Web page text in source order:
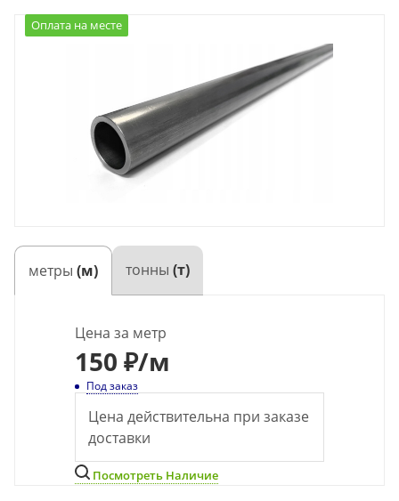
Оплата на месте
метры (м) тонны (т)
Цена за метр
150 ₽/м
Под заказ
Цена действительна при заказе
доставки
Посмотреть Наличие